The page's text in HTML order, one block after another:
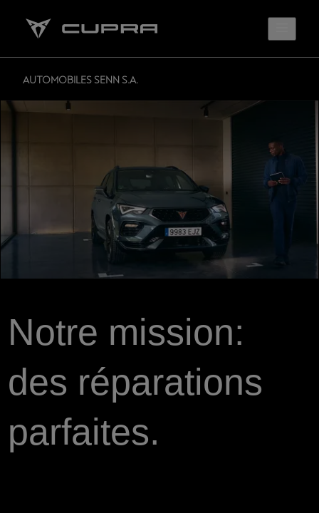
AUTOMOBILES SENN S.A.
Notre mission:
des réparations
parfaites.